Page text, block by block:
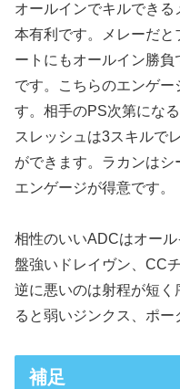
オールインでキルでき
本有利です。メレーだ
ートにもオールイン勝
です。こちらのエンゲ
す。相手のPS次第にな
スレッシュは3スキルで
ができます。ラカンは
エンゲージが得意です。
相性のいいADCはオー
盤強いドレイヴン、CC
逆に悪いのは射程が短
ると弱いジンクス、ポー
補足